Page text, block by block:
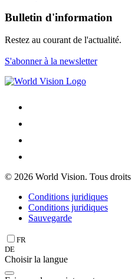
Bulletin d'information
Restez au courant de l'actualité.
S'abonner à la newsletter
© 2026 World Vision. Tous droits
Conditions juridiques
Conditions juridiques
Sauvegarde
FR
DE
Choisir la langue